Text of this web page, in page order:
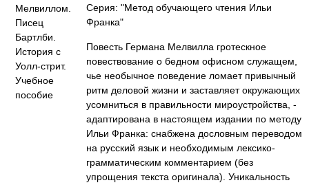
Серия: "Метод обучающего чтения Ильи
Франка"
Повесть Германа Мелвилла гротескное
повествование о бедном офисном служащем,
чье необычное поведение ломает привычный
ритм деловой жизни и заставляет окружающих
усомниться в правильности мироустройства, -
адаптирована в настоящем издании по методу
Ильи Франка: снабжена дословным переводом
на русский язык и необходимым лексико-
грамматическим комментарием (без
упрощения текста оригинала). Уникальность